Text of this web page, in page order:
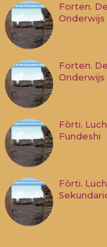
Forten.
Onderwijs
Forten.
Onderwijs
Fòrti.
Fundeshi
Fòrti.